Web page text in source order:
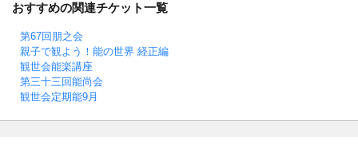
おすすめの関連チケット一覧
第67回朋之会
親子で観よう！能の世界 経正編
観世会能楽講座
第三十三回能尚会
観世会定期能9月